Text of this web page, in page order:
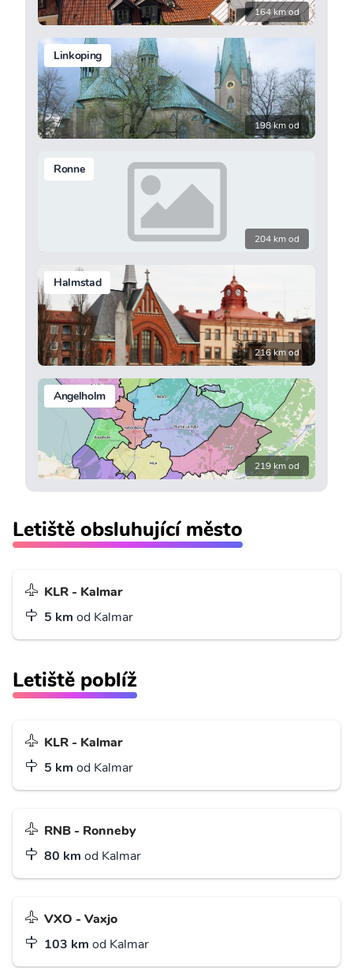
164 km od
Linkoping
198 km od
Ronne
204 km od
Halmstad
216 km od
Angelholm
219 km od
Letiště obsluhující město
KLR - Kalmar
5 km od Kalmar
Letiště poblíž
KLR - Kalmar
5 km od Kalmar
RNB - Ronneby
80 km od Kalmar
VXO - Vaxjo
103 km od Kalmar